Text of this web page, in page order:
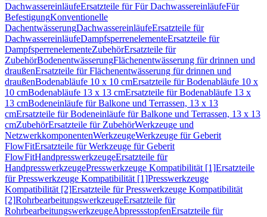
DachwassereinläufeErsatzteile für Für DachwassereinläufeFür
BefestigungKonventionelle
DachentwässerungDachwassereinläufeErsatzteile für
DachwassereinläufeDampfsperrenelementeErsatzteile für
DampfsperrenelementeZubehörErsatzteile für
ZubehörBodenentwässerungFlächenentwässerung für drinnen und
draußenErsatzteile für Flächenentwässerung für drinnen und
draußenBodenabläufe 10 x 10 cmErsatzteile für Bodenabläufe 10 x
10 cmBodenabläufe 13 x 13 cmErsatzteile für Bodenabläufe 13 x
13 cmBodeneinläufe für Balkone und Terrassen, 13 x 13
cmErsatzteile für Bodeneinläufe für Balkone und Terrassen, 13 x 13
cmZubehörErsatzteile für ZubehörWerkzeuge und
NetzwerkkomponentenWerkzeugeWerkzeuge für Geberit
FlowFitErsatzteile für Werkzeuge für Geberit
FlowFitHandpresswerkzeugeErsatzteile für
HandpresswerkzeugePresswerkzeuge Kompatibilität [1]Ersatzteile
für Presswerkzeuge Kompatibilität [1]Presswerkzeuge
Kompatibilität [2]Ersatzteile für Presswerkzeuge Kompatibilität
[2]RohrbearbeitungswerkzeugeErsatzteile für
RohrbearbeitungswerkzeugeAbpressstopfenErsatzteile für